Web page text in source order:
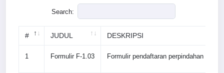
Search:
# JUDUL DESKRIPSI
1 Formulir F-1.03 Formulir pendaftaran perpindahan